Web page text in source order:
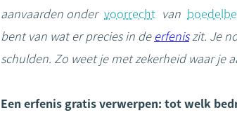
aanvaarden onder voorrecht van
bent van wat er precies in deerfeniszit. Je
schulden. Zo weet je met zekerheid waar je
Een erfenis gratis verwerpen: tot welk